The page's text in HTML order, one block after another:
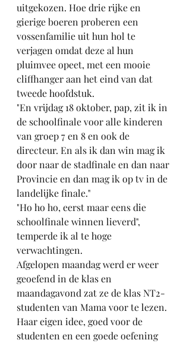
uitgekozen. Hoe drie rijke en
gierige boeren proberen een
vossenfamilie uit hun hol te
verjagen omdat deze al hun
pluimvee opeet, met een mooie
cliffhanger aan het eind van dat
tweede hoofdstuk.
"En vrijdag 18 oktober, pap, zit ik in
de schoolfinale voor alle kinderen
van groep 7 en 8 en ook de
directeur. En als ik dan win mag ik
door naar de stadfinale en dan naar
Provincie en dan mag ik op tv in de
landelijke finale."
"Ho ho ho, eerst maar eens die
schoolfinale winnen lieverd",
temperde ik al te hoge
verwachtingen.
Afgelopen maandag werd er weer
geoefend in de klas en
maandagavond zat ze de klas NT2-
studenten van Mama voor te lezen.
Haar eigen idee, goed voor de
studenten en een goede oefening